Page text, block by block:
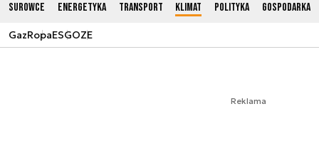
Surowce Energetyka Transport Klimat Polityka Gospodarka
GazRopaESGOZE
Reklama